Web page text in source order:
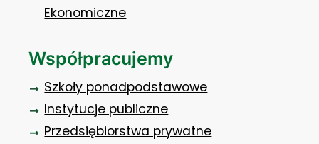
Ekonomiczne
Współpracujemy
Szkoły ponadpodstawowe
Instytucje publiczne
Przedsiębiorstwa prywatne